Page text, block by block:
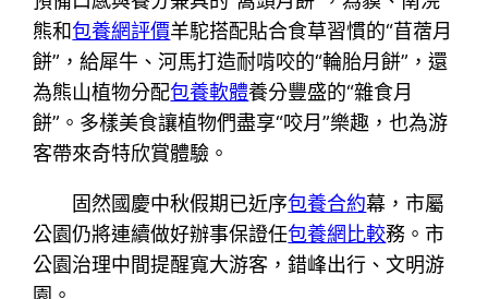
熊和包養網評價羊駝搭配貼合食草習慣的“苜蓿月
餅”，給犀牛、河馬打造耐啃咬的“輪胎月餅”，還
為熊山植物分配包養軟體養分豐盛的“雜食月
餅”。多樣美食讓植物們盡享“咬月”樂趣，也為游
客帶來奇特欣賞體驗。
固然國慶中秋假期已近序包養合約幕，市屬
公園仍將連續做好辦事保證任包養網比較務。市
公園治理中間提醒寬大游客，錯峰出行、文明游